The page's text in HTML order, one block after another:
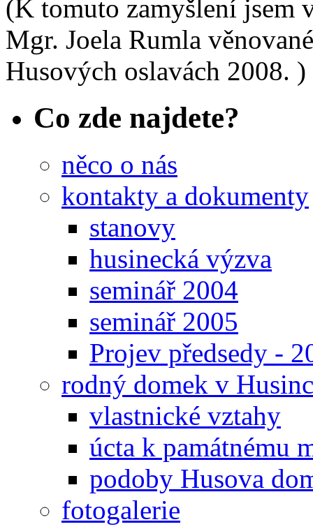
(K tomuto zamyšlení jsem
Mgr. Joela Rumla
Husových oslavách 2008. )
Co zde najdete?
něco o nás
kontakty a dokumenty
stanovy
husinecká výzva
seminář 2004
seminář 2005
Projev předsedy -
rodný domek v
vlastnické vztahy
úcta k památnému
podoby Husova
fotogalerie